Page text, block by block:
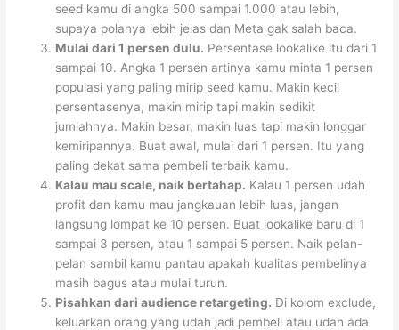
seed kamu di angka 500 sampai 1.000 atau lebih,
supaya polanya lebih jelas dan Meta gak salah baca.
Mulai dari 1 persen dulu. Persentase lookalike itu dari 1
sampai 10. Angka 1 persen artinya kamu minta 1 persen
populasi yang paling mirip seed kamu. Makin kecil
persentasenya, makin mirip tapi makin sedikit
jumlahnya. Makin besar, makin luas tapi makin longgar
kemiripannya. Buat awal, mulai dari 1 persen. Itu yang
paling dekat sama pembeli terbaik kamu.
Kalau mau scale, naik bertahap. Kalau 1 persen udah
profit dan kamu mau jangkauan lebih luas, jangan
langsung lompat ke 10 persen. Buat lookalike baru di 1
sampai 3 persen, atau 1 sampai 5 persen. Naik pelan-
pelan sambil kamu pantau apakah kualitas pembelinya
masih bagus atau mulai turun.
Pisahkan dari audience retargeting. Di kolom exclude,
keluarkan orang yang udah jadi pembeli atau udah ada